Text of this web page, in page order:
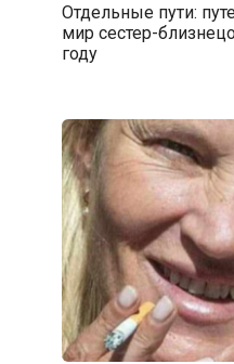
Отдельные пути:
мир сестер-
году